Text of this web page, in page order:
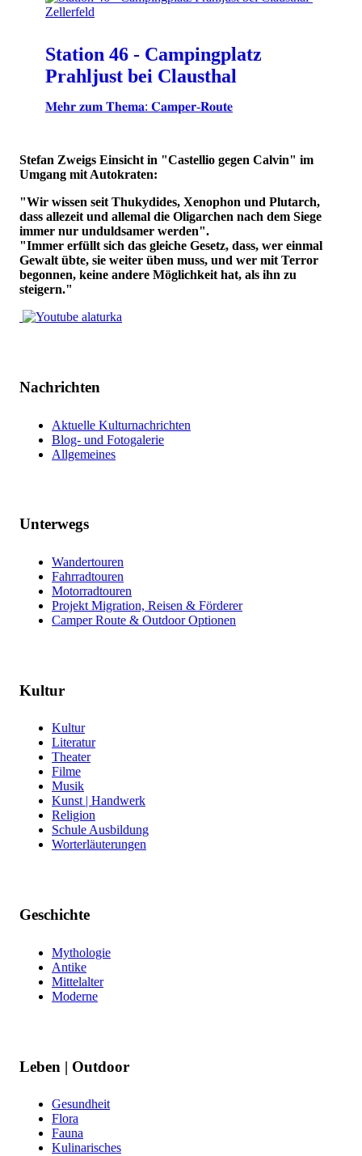
Station 46 - Campingplatz
Prahljust bei Clausthal
𝐌𝐞𝐡𝐫 𝐳𝐮𝐦 𝐓𝐡𝐞𝐦𝐚: 𝐂𝐚𝐦𝐩𝐞𝐫-𝐑𝐨𝐮𝐭𝐞
Stefan Zweigs Einsicht in "Castellio gegen Calvin" im
Umgang mit Autokraten:
"Wir wissen seit Thukydides, Xenophon und Plutarch,
dass allezeit und allemal die Oligarchen nach dem Siege
immer nur unduldsamer werden".
"Immer erfüllt sich das gleiche Gesetz, dass, wer einmal
Gewalt übte, sie weiter üben muss, und wer mit Terror
begonnen, keine andere Möglichkeit hat, als ihn zu
steigern."
Nachrichten
Aktuelle Kulturnachrichten
Blog- und Fotogalerie
Allgemeines
Unterwegs
Wandertouren
Fahrradtouren
Motorradtouren
Projekt Migration, Reisen & Förderer
Camper Route & Outdoor Optionen
Kultur
Kultur
Literatur
Theater
Filme
Musik
Kunst | Handwerk
Religion
Schule Ausbildung
Worterläuterungen
Geschichte
Mythologie
Antike
Mittelalter
Moderne
Leben | Outdoor
Gesundheit
Flora
Fauna
Kulinarisches